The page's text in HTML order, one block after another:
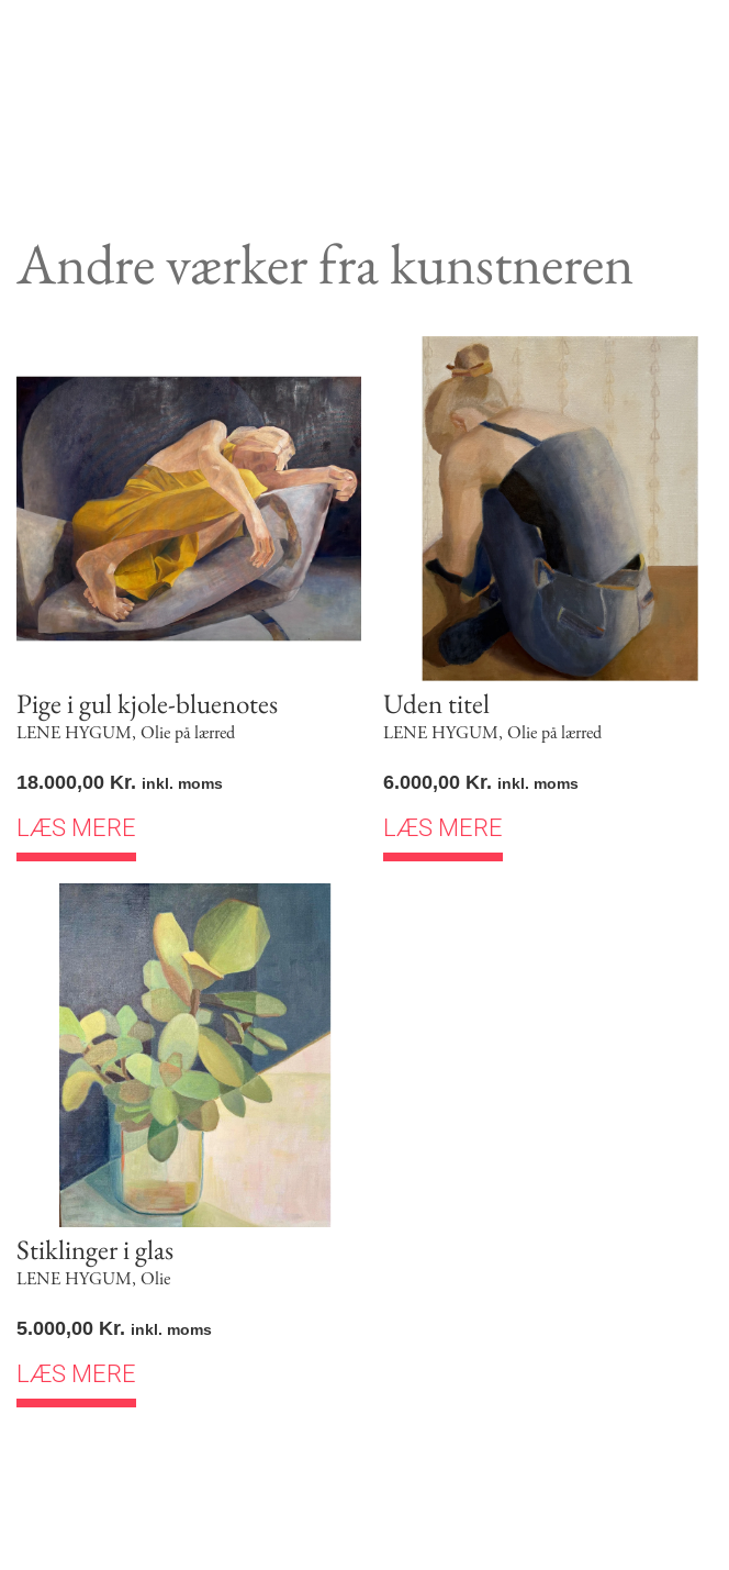
Andre værker fra kunstneren
Pige i gul kjole-bluenotes
LENE HYGUM, Olie på lærred
18.000,00 Kr. inkl. moms
LÆS MERE
Uden titel
LENE HYGUM, Olie på lærred
6.000,00 Kr. inkl. moms
LÆS MERE
Stiklinger i glas
LENE HYGUM, Olie
5.000,00 Kr. inkl. moms
LÆS MERE